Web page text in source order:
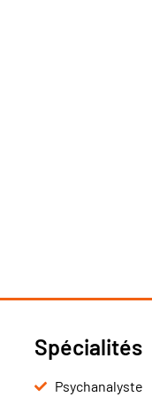
Spécialités
Psychanalyste